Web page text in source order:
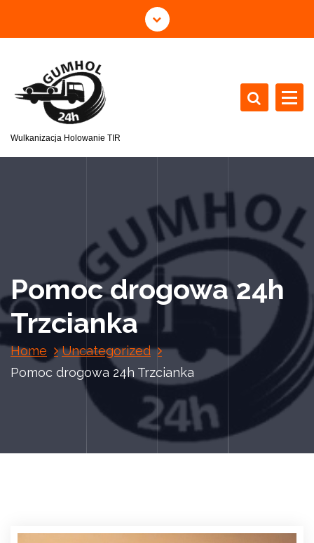
Wulkanizacja Holowanie TIR
Pomoc drogowa 24h
Trzcianka
Home
Uncategorized
Pomoc drogowa 24h Trzcianka